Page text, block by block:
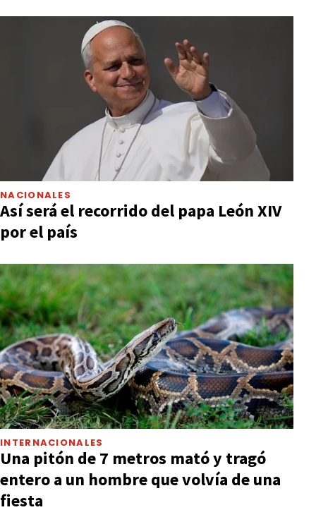
NACIONALES
Así será el recorrido del papa León XIV
por el país
INTERNACIONALES
Una pitón de 7 metros mató y tragó
entero a un hombre que volvía de una
fiesta